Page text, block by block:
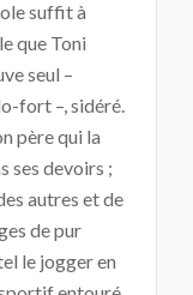
suffit à
que Toni
seul –
fort –, sidéré.
père qui la
ses devoirs ;
autres et de
de pur
le jogger en